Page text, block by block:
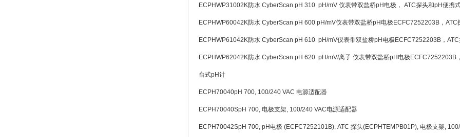
ECPHWP31002K防水 CyberScan pH 310 pH/mV 仪表带双盐桥pH电极， ATC探头和pH便携
ECPHWP60042K防水 CyberScan pH 600 pH/mV仪表带双盐桥pH电极ECFC7252203B，
ECPHWP61042K防水 CyberScan pH 610 pH/mV仪表带双盐桥pH电极ECFC7252203B，
ECPHWP62042K防水 CyberScan pH 620 pH/mV/离子 仪表带双盐桥pH电极ECFC7252203B
台式pH计
ECPH70040pH 700, 100/240 VAC 电源适配器
ECPH70040SpH 700, 电极支架, 100/240 VAC电源适配器
ECPH70042SpH 700, pH电极 (ECFC7252101B), ATC 探头(ECPHTEMPB01P), 电极支架,